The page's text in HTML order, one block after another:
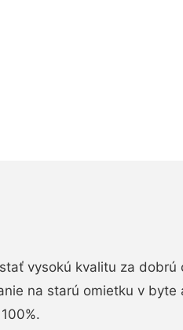
vysokú kvalitu za dobrú
na starú omietku v byte